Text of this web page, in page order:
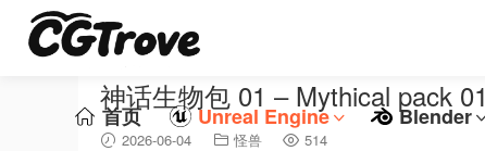
首页 Unreal Engine Blender
神话生物包 01 – Mythical pack 01
2026-06-04 怪兽 514